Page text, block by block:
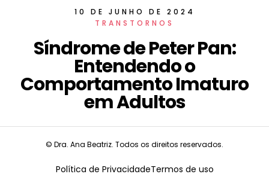
10 DE JUNHO DE 2024
TRANSTORNOS
Síndrome de Peter Pan:
Entendendo o
Comportamento Imaturo
em Adultos
© Dra. Ana Beatriz. Todos os direitos reservados.
Política de PrivacidadeTermos de uso